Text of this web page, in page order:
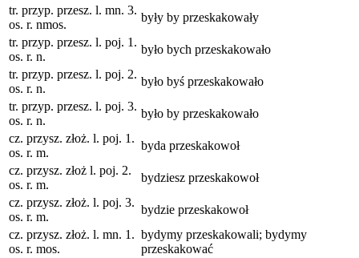
tr. przyp. przesz. l. mn. 3.
os. r. nmos.
były by przeskakowały
tr. przyp. przesz. l. poj. 1.
os. r. n.
było bych przeskakowało
tr. przyp. przesz. l. poj. 2.
os. r. n.
było byś przeskakowało
tr. przyp. przesz. l. poj. 3.
os. r. n.
było by przeskakowało
cz. przysz. złoż. l. poj. 1.
os. r. m.
byda przeskakowoł
cz. przysz. złoż l. poj. 2.
os. r. m.
bydziesz przeskakowoł
cz. przysz. złoż. l. poj. 3.
os. r. m.
bydzie przeskakowoł
cz. przysz. złoż. l. mn. 1.
os. r. mos.
bydymy przeskakowali; bydymy
przeskakować